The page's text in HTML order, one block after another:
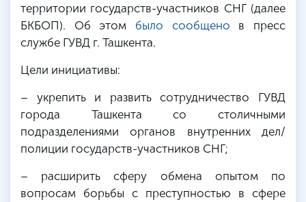
территории государств-участников СНГ (далее
БКБОП). Об этом было сообщено в пресс
службе ГУВД г. Ташкента.
Цели инициативы:
– укрепить и развить сотрудничество ГУВД
города Ташкента со столичными
подразделениями органов внутренних дел/
полиции государств-участников СНГ;
– расширить сферу обмена опытом по
вопросам борьбы с преступностью в сфере